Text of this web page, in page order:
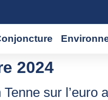
2024
sur